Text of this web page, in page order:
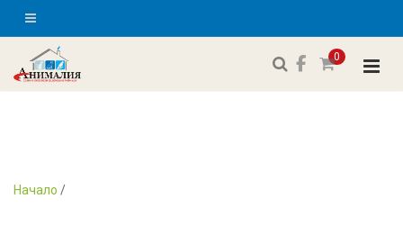
0
Начало /